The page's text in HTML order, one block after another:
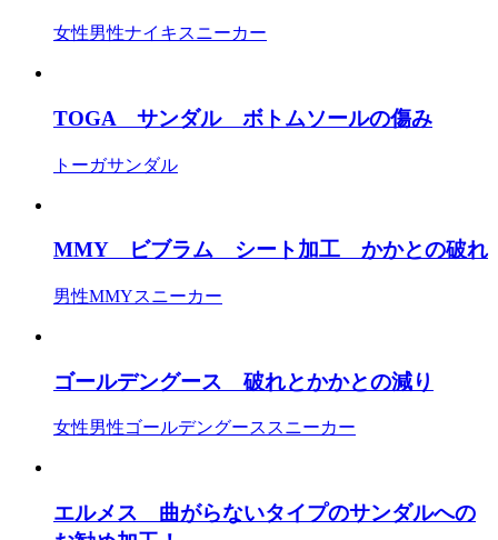
女性男性ナイキ スニーカー
TOGA サンダル ボトムソールの傷み
トーガサンダル
MMY ビブラム シート加工 かかとの破れ
男性MMYスニーカー
ゴールデングース 破れとかかとの減り
女性男性ゴールデングーススニーカー
エルメス 曲がらないタイプのサンダルへの